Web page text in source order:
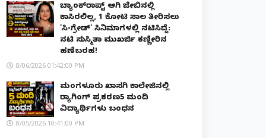
ಬ್ಯಾಂಕ್‌ರಾಪ್ಟ್‌ ಆಗಿ ಜೇಬಿನಲ್ಲಿ
ಕಾಸಿರಲಿಲ್ಲ, ₹1 ಕೋಟಿ ಸಾಲ ತೀರಿಸಲು
'ಸಿ-ಗ್ರೇಡ್' ಸಿನಿಮಾಗಳಲ್ಲಿ ನಟಿಸಿದ್ದೆ:
ನಟಿ ಸುಸ್ಮಿತಾ ಮುಖರ್ಜಿ ಕಣ್ಣೀರಿನ
ಹಣೆಬರಹ!
8/06/2026 01:42:00 PM
ಮಂಗಳೂರು ಖಾಸಗಿ ಕಾಲೇಜಿನಲ್ಲಿ
ರ‌್ಯಾಗಿಂಗ್ ಪ್ರಕರಣ5 ಮಂದಿ
ವಿದ್ಯಾರ್ಥಿಗಳು ಬಂಧನ
8/05/2026 10:41:00 PM